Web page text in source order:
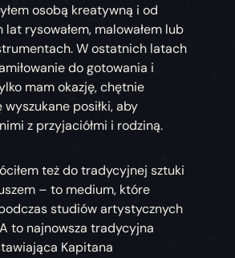
osobą kreatywną i od
lat rysowałem, malowałem lub
W ostatnich latach
do gotowania i
mam okazję, chętnie
posiłki, aby
z przyjaciółmi i rodziną.
też do tradycyjnej sztuki
– to medium, które
studiów artystycznych
to najnowsza tradycyjna
Kapitana